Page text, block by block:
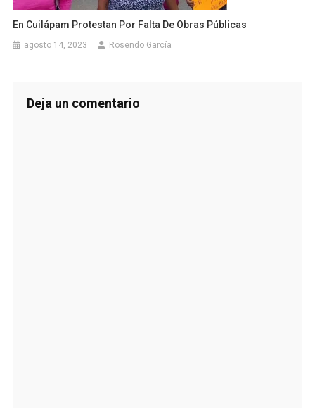
En Cuilápam Protestan Por Falta De Obras Públicas
agosto 14, 2023 Rosendo García
Deja un comentario